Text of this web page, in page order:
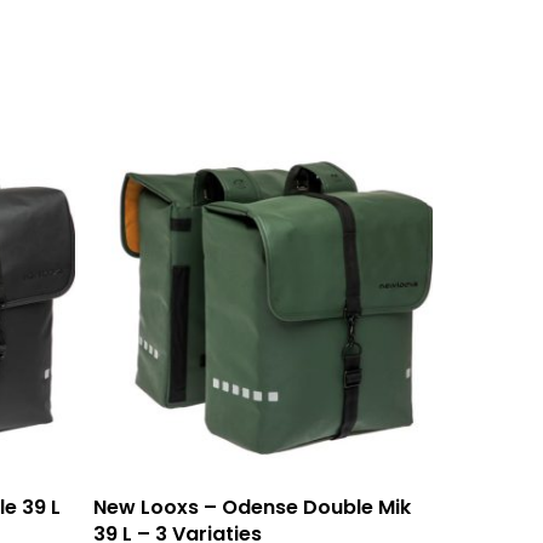
39 L Opties Selecteren
product
New Looxs – Odense Double Mik
39 L – 3 Variaties